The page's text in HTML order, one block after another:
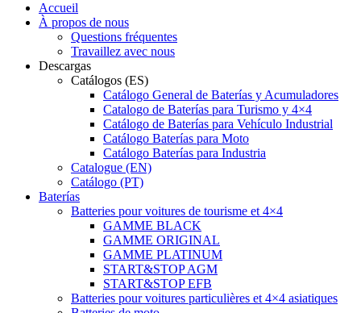
Accueil
À propos de nous
Questions fréquentes
Travaillez avec nous
Descargas
Catálogos (ES)
Catálogo General de Baterías y Acumuladores
Catalogo de Baterías para Turismo y 4×4
Catálogo de Baterías para Vehículo Industrial
Catálogo Baterías para Moto
Catálogo Baterías para Industria
Catalogue (EN)
Catálogo (PT)
Baterías
Batteries pour voitures de tourisme et 4×4
GAMME BLACK
GAMME ORIGINAL
GAMME PLATINUM
START&STOP AGM
START&STOP EFB
Batteries pour voitures particulières et 4×4 asiatiques